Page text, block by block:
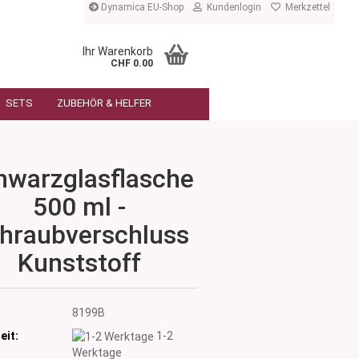
Dynamica EU-Shop Kundenlogin Merkzettel
Ihr Warenkorb
CHF 0.00
SETS ZUBEHÖR & HELFER
500 ml -
Kunststoff
8199B
1-2
Werktage